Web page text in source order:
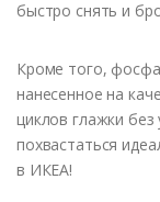
быстро снять и
Кроме того,
нанесенное на
циклов глажки
похвастаться
в ИКЕА!